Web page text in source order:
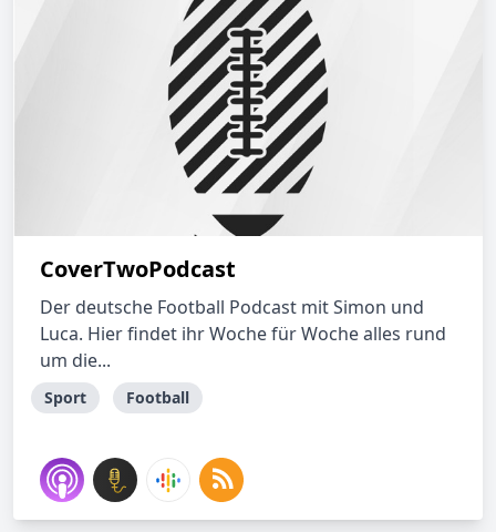
CoverTwoPodcast
Der deutsche Football Podcast mit Simon und
Luca. Hier findet ihr Woche für Woche alles rund
um die...
Sport Football